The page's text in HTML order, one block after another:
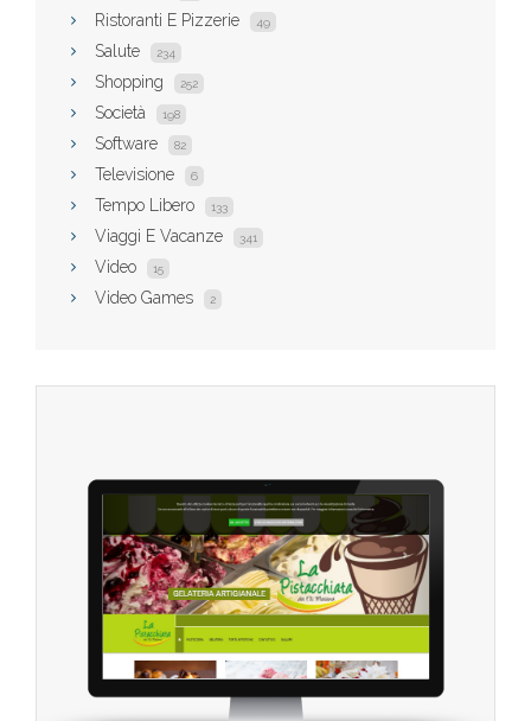
Ristoranti E Pizzerie 49
Salute 234
Shopping 252
Società 198
Software 82
Televisione 6
Tempo Libero 133
Viaggi E Vacanze 341
Video 15
Video Games 2